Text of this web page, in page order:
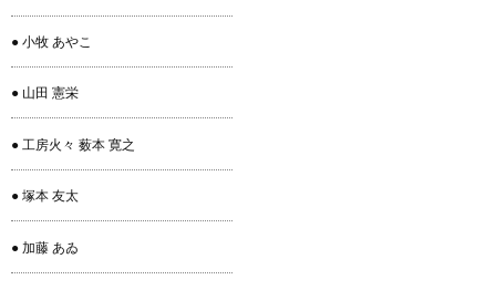
● 小牧 あやこ
● 山田 憲栄
● 工房火々 薮本 寛之
● 塚本 友太
● 加藤 あゐ